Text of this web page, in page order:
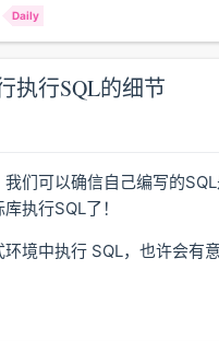
Daily
执行SQL的细节
们可以确信自己编写的
执行SQL了！
境中执行 SQL，也许会有